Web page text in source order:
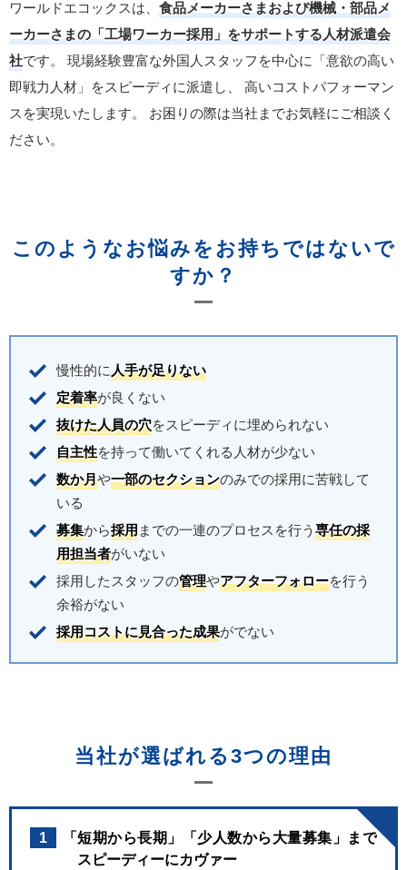
ワールドエコックスは、 食品メーカーさまおよび機械・部品メ
ーカーさまの「工場ワーカー採用」をサポートする人材派遣会
社です。
現場経験豊富な外国人スタッフを中心に「意欲の高い
即戦力人材」をスピーディに派遣し、
高いコストパフォーマン
スを実現いたします。
お困りの際は当社までお気軽にご相談く
ださい。
このようなお悩みをお持ちではないで
すか？
慢性的に人手が足りない
定着率が良くない
抜けた人員の穴をスピーディに埋められない
自主性を持って働いてくれる人材が少ない
数か月や一部のセクションのみでの採用に苦戦して
いる
募集から採用までの一連のプロセスを行う 専任の採
用担当者がいない
採用したスタッフの管理やアフターフォローを行う
余裕がない
採用コストに見合った成果がでない
当社が選ばれる3つの理由
1
「短期から長期」「少人数から大量募集」まで
スピーディーにカヴァー